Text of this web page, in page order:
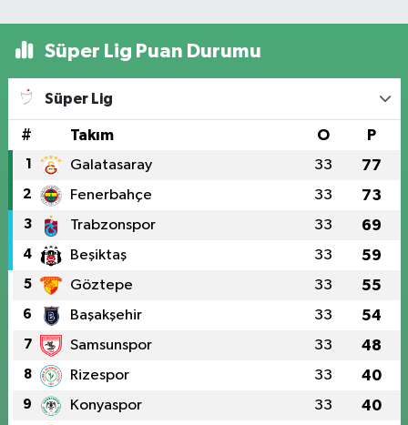
Süper Lig Puan Durumu
Süper Lig
# Takım O P
1 Galatasaray 33 77
2 Fenerbahçe 33 73
3 Trabzonspor 33 69
4 Beşiktaş 33 59
5 Göztepe 33 55
6 Başakşehir 33 54
7 Samsunspor 33 48
8 Rizespor 33 40
9 Konyaspor 33 40